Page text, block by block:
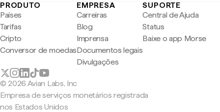
PRODUTO
Países
Tarifas
Cripto
Conversor de moedas
EMPRESA
Carreiras
Blog
Imprensa
Documentos legais
Divulgações
SUPORTE
Central de Ajuda
Status
Baixe o app Morse
© 2026 Avian Labs, Inc
Empresa de serviços monetários registrada
nos Estados Unidos